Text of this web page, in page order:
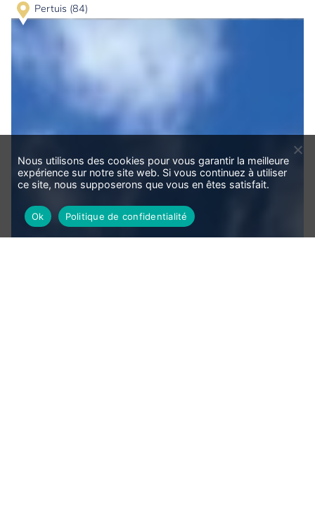
Pertuis (84)
Nous utilisons des cookies pour vous garantir la meilleure
expérience sur notre site web. Si vous continuez à utiliser
ce site, nous supposerons que vous en êtes satisfait.
Ok Politique de confidentialité